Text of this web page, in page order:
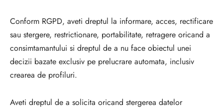
Conform RGPD, aveti dreptul la informare, acces, rectificare
sau stergere, restrictionare, portabilitate, retragere oricand a
consimtamantului si dreptul de a nu face obiectul unei
decizii bazate exclusiv pe prelucrare automata, inclusiv
crearea de profiluri.
Aveti dreptul de a solicita oricand stergerea datelor